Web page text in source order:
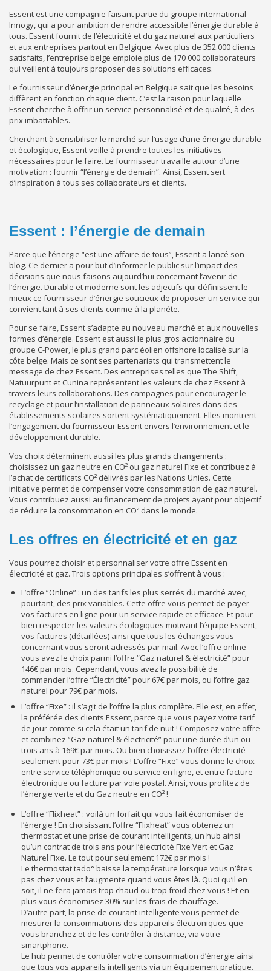
Essent est une compagnie faisant partie du groupe international
Innogy, qui a pour ambition de rendre accessible l’énergie durable à
tous. Essent fournit de l’électricité et du gaz naturel aux particuliers
et aux entreprises partout en Belgique. Avec plus de 352.000 clients
satisfaits, l’entreprise belge emploie plus de 170 000 collaborateurs
qui veillent à toujours proposer des solutions efficaces.
Le fournisseur d’énergie principal en Belgique sait que les besoins
diffèrent en fonction chaque client. C’est la raison pour laquelle
Essent cherche à offrir un service personnalisé et de qualité, à des
prix imbattables.
Cherchant à sensibiliser le marché sur l’usage d’une énergie durable
et écologique, Essent veille à prendre toutes les initiatives
nécessaires pour le faire. Le fournisseur travaille autour d’une
motivation : fournir “l’énergie de demain”. Ainsi, Essent sert
d’inspiration à tous ses collaborateurs et clients.
Essent : l’énergie de demain
Parce que l’énergie “est une affaire de tous”, Essent a lancé son
blog. Ce dernier a pour but d’informer le public sur l’impact des
décisions que nous faisons aujourd’hui concernant l’avenir de
l’énergie. Durable et moderne sont les adjectifs qui définissent le
mieux ce fournisseur d’énergie soucieux de proposer un service qui
convient tant à ses clients comme à la planète.
Pour se faire, Essent s’adapte au nouveau marché et aux nouvelles
formes d’énergie. Essent est aussi le plus gros actionnaire du
groupe C-Power, le plus grand parc éolien offshore localisé sur la
côte belge. Mais ce sont ses partenariats qui transmettent le
message de chez Essent. Des entreprises telles que The Shift,
Natuurpunt et Cunina représentent les valeurs de chez Essent à
travers leurs collaborations. Des campagnes pour encourager le
recyclage et pour l’installation de panneaux solaires dans des
établissements scolaires sortent systématiquement. Elles montrent
l’engagement du fournisseur Essent envers l’environnement et le
développement durable.
Vos choix déterminent aussi les plus grands changements :
choisissez un gaz neutre en CO² ou gaz naturel Fixe et contribuez à
l’achat de certificats CO² délivrés par les Nations Unies. Cette
initiative permet de compenser votre consommation de gaz naturel.
Vous contribuez aussi au financement de projets ayant pour objectif
de réduire la consommation en CO² dans le monde.
Les offres en électricité et en gaz
Vous pourrez choisir et personnaliser votre offre Essent en
électricité et gaz. Trois options principales s’offrent à vous :
L’offre “Online” : un des tarifs les plus serrés du marché avec,
pourtant, des prix variables. Cette offre vous permet de payer
vos factures en ligne pour un service rapide et efficace. Et pour
bien respecter les valeurs écologiques motivant l’équipe Essent,
vos factures (détaillées) ainsi que tous les échanges vous
concernant vous seront adressés par mail. Avec l’offre online
vous avez le choix parmi l’offre “Gaz naturel & électricité” pour
146€ par mois. Cependant, vous avez la possibilité de
commander l’offre “Électricité” pour 67€ par mois, ou l’offre gaz
naturel pour 79€ par mois.
L’offre “Fixe” : il s’agit de l’offre la plus complète. Elle est, en effet,
la préférée des clients Essent, parce que vous payez votre tarif
de jour comme si cela était un tarif de nuit ! Composez votre offre
et combinez “Gaz naturel & électricité” pour une durée d’un ou
trois ans à 169€ par mois. Ou bien choisissez l’offre électricité
seulement pour 73€ par mois ! L’offre “Fixe” vous donne le choix
entre service téléphonique ou service en ligne, et entre facture
électronique ou facture par voie postal. Ainsi, vous profitez de
l’énergie verte et du Gaz neutre en CO² !
L’offre “Flixheat” : voilà un forfait qui vous fait économiser de
l’énergie ! En choisissant l’offre “Flixheat” vous obtenez un
thermostat et une prise de courant intelligents, un hub ainsi
qu’un contrat de trois ans pour l’électricité Fixe Vert et Gaz
Naturel Fixe. Le tout pour seulement 172€ par mois !
Le thermostat tado° baisse la température lorsque vous n’êtes
pas chez vous et l’augmente quand vous êtes là. Quoi qu’il en
soit, il ne fera jamais trop chaud ou trop froid chez vous ! Et en
plus vous économisez 30% sur les frais de chauffage.
D’autre part, la prise de courant intelligente vous permet de
mesurer la consommations des appareils électroniques que
vous branchez et de les contrôler à distance, via votre
smartphone.
Le hub permet de contrôler votre consommation d’énergie ainsi
que tous vos appareils intelligents via un équipement pratique.